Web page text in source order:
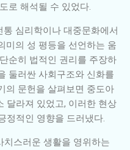
로 해석될 수 있었다.
심리학이나 대중문화에서
미의 성 평등을 선언하는 움
순히 법적인 권리를 주장하
둘러싼 사회구조와 신화를
의 문헌을 살펴보면 중도아
달라져 있었고, 이러한 현상
정적인 영향을 드러냈다.
치스러운 생활을 영위하는